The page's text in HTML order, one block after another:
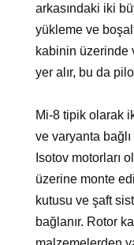
arkasındaki iki
yükleme ve
kabinin üzerinde
yer alır, bu da
Mi-8 tipik olarak
ve varyanta
Isotov motorları
üzerine monte
kutusu ve şaft
bağlanır. Rotor